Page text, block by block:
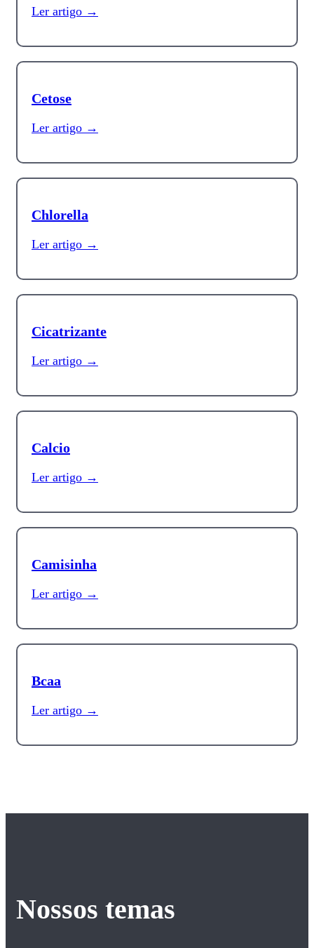
Ler artigo →
Cetose
Ler artigo →
Chlorella
Ler artigo →
Cicatrizante
Ler artigo →
Calcio
Ler artigo →
Camisinha
Ler artigo →
Bcaa
Ler artigo →
Nossos temas